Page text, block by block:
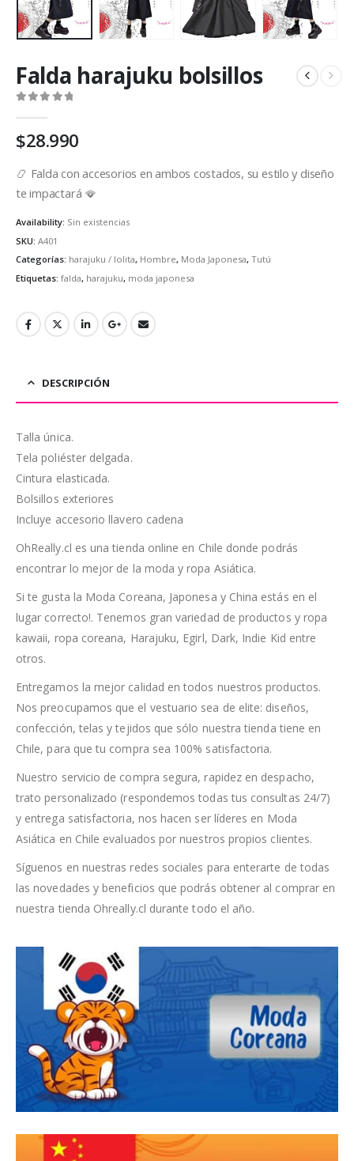
Falda harajuku bolsillos
$28.990
📿 Falda con accesorios en ambos costados, su estilo y diseño
te impactará 🪭
Availability: Sin existencias
SKU: A401
Categorías: harajuku / lolita, Hombre, Moda Japonesa, Tutú
Etiquetas: falda, harajuku, moda japonesa
DESCRIPCIÓN
Talla única.
Tela poliéster delgada.
Cintura elasticada.
Bolsillos exteriores
Incluye accesorio llavero cadena
OhReally.cl es una tienda online en Chile donde podrás
encontrar lo mejor de la moda y ropa Asiática.
Si te gusta la Moda Coreana, Japonesa y China estás en el
lugar correcto!. Tenemos gran variedad de productos y ropa
kawaii, ropa coreana, Harajuku, Egirl, Dark, Indie Kid entre
otros.
Entregamos la mejor calidad en todos nuestros productos.
Nos preocupamos que el vestuario sea de elite: diseños,
confección, telas y tejidos que sólo nuestra tienda tiene en
Chile, para que tu compra sea 100% satisfactoria.
Nuestro servicio de compra segura, rapidez en despacho,
trato personalizado (respondemos todas tus consultas 24/7)
y entrega satisfactoria, nos hacen ser líderes en Moda
Asiática en Chile evaluados por nuestros propios clientes.
Síguenos en nuestras redes sociales para enterarte de todas
las novedades y beneficios que podrás obtener al comprar en
nuestra tienda Ohreally.cl durante todo el año.